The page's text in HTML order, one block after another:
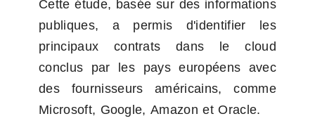
publiques, a permis d'identifier les
principaux contrats dans le cloud
conclus par les pays européens avec
des fournisseurs américains, comme
Microsoft, Google, Amazon et Oracle.